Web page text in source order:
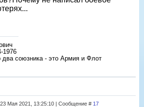
1976
два союзника - это Армия и Флот
Мая 2021, 13:25:10 | Сообщение # 17